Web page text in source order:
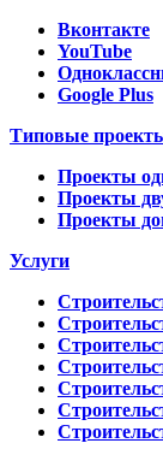
Вконтакте
YouTube
Google Plus
Типовые
Проекты
Проекты
Проекты
Услуги